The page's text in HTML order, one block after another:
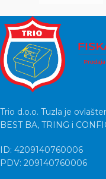
Trio d.o.o. Tuzla je
BEST BA, TRING i
ID: 4209140760006
PDV: 209140760006